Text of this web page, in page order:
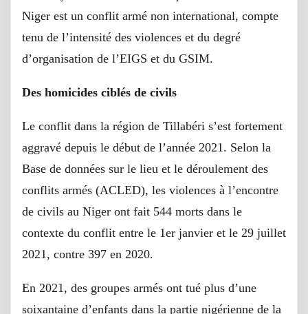
Niger est un conflit armé non international, compte
tenu de l’intensité des violences et du degré
d’organisation de l’EIGS et du GSIM.
Des homicides ciblés de civils
Le conflit dans la région de Tillabéri s’est fortement
aggravé depuis le début de l’année 2021. Selon la
Base de données sur le lieu et le déroulement des
conflits armés (ACLED), les violences à l’encontre
de civils au Niger ont fait 544 morts dans le
contexte du conflit entre le 1er janvier et le 29 juillet
2021, contre 397 en 2020.
En 2021, des groupes armés ont tué plus d’une
soixantaine d’enfants dans la partie nigérienne de la